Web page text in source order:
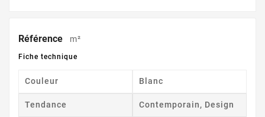
Référence m²
Fiche technique
Couleur Blanc
Tendance Contemporain, Design